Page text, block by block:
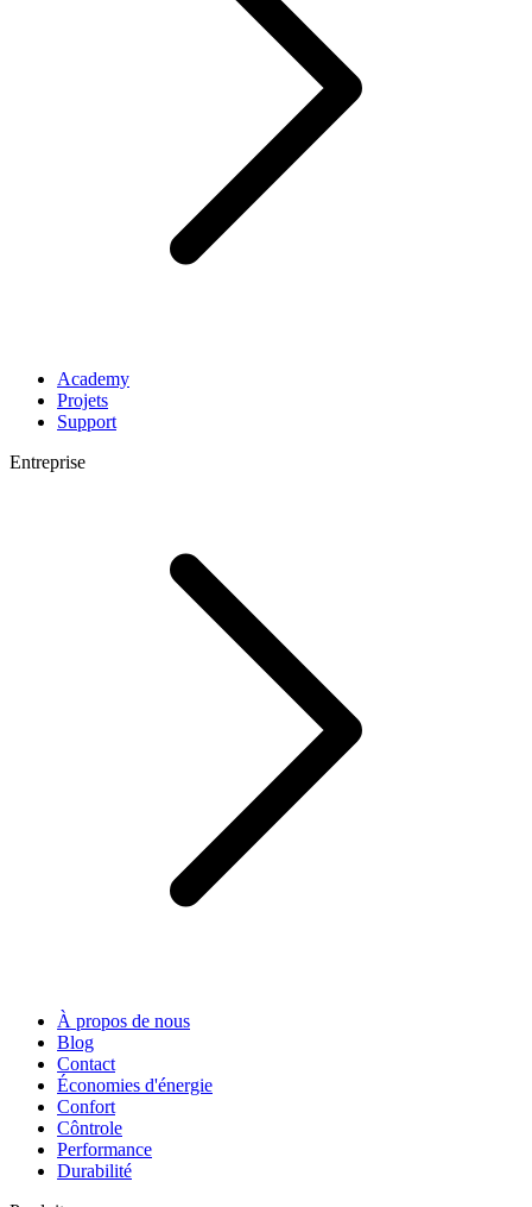
Academy
Projets
Support
Entreprise
À propos de nous
Blog
Contact
Économies d'énergie
Confort
Côntrole
Performance
Durabilité